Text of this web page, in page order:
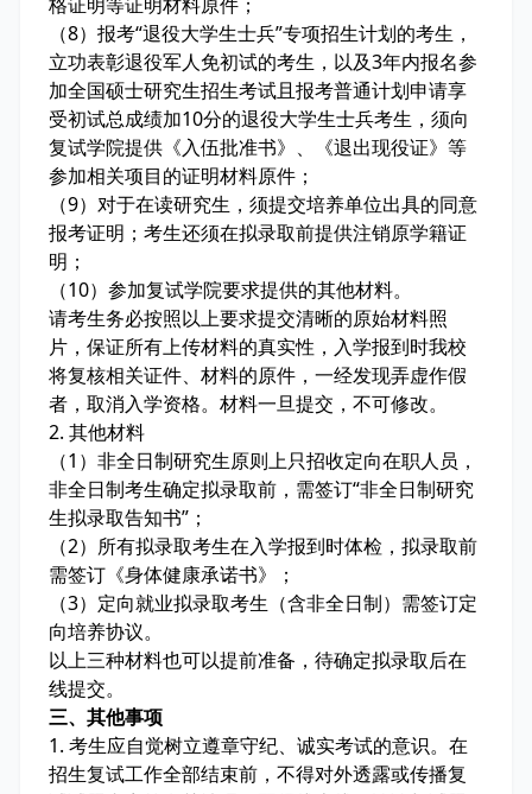
（8）报考“退役大学生士兵”专项招生计划的考生，
立功表彰退役军人免初试的考生，以及3年内报名参
加全国硕士研究生招生考试且报考普通计划申请享
受初试总成绩加10分的退役大学生士兵考生，须向
复试学院提供《入伍批准书》、《退出现役证》等
参加相关项目的证明材料原件；
（9）对于在读研究生，须提交培养单位出具的同意
报考证明；考生还须在拟录取前提供注销原学籍证
明；
（10）参加复试学院要求提供的其他材料。
请考生务必按照以上要求提交清晰的原始材料照
片，保证所有上传材料的真实性，入学报到时我校
将复核相关证件、材料的原件，一经发现弄虚作假
者，取消入学资格。材料一旦提交，不可修改。
2. 其他材料
（1）非全日制研究生原则上只招收定向在职人员，
非全日制考生确定拟录取前，需签订“非全日制研究
生拟录取告知书”；
（2）所有拟录取考生在入学报到时体检，拟录取前
需签订《身体健康承诺书》；
（3）定向就业拟录取考生（含非全日制）需签订定
向培养协议。
以上三种材料也可以提前准备，待确定拟录取后在
线提交。
三、其他事项
1. 考生应自觉树立遵章守纪、诚实考试的意识。在
招生复试工作全部结束前，不得对外透露或传播复